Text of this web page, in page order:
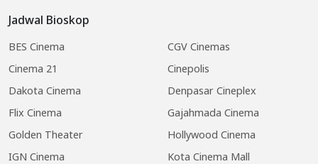
Jadwal Bioskop
BES Cinema
CGV Cinemas
Cinema 21
Cinepolis
Dakota Cinema
Denpasar Cineplex
Flix Cinema
Gajahmada Cinema
Golden Theater
Hollywood Cinema
IGN Cinema
Kota Cinema Mall